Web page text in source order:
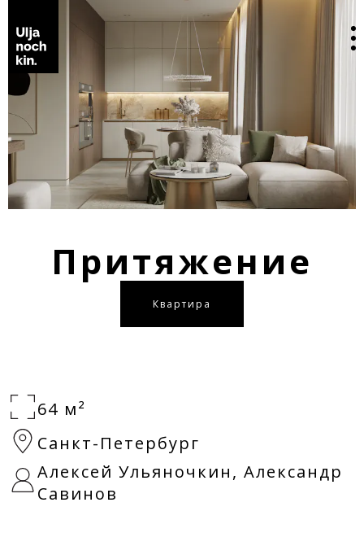
Притяжение
Квартира
64 м²
Санкт-Петербург
Алексей Ульяночкин, Александр
Савинов